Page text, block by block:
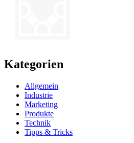
Kategorien
Allgemein
Industrie
Marketing
Produkte
Technik
Tipps & Tricks